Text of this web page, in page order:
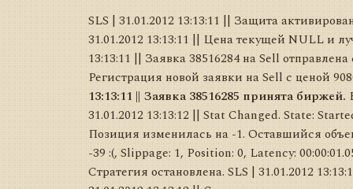
SLS | 31.01.2012 13:13:11 || Защита
31.01.2012 13:13:11 || Цена текущей NULL и
13:13:11 || Заявка 38516284 на Sell
Регистрация новой заявки на Sell с ценой
13:13:11 || Заявка 38516285 принята биржей.
31.01.2012 13:13:12 || Stat Changed. State:
Позиция изменилась на -1. Оставшийся
-39 :(, Slippage: 1, Position: 0, Latency:
Стратегия остановлена. SLS | 31.01.2012